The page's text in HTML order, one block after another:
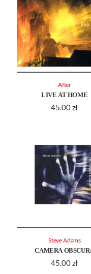
LIVE AT HOME
45.00 zł
After
CAMERA
45.00 zł
Steve Adams